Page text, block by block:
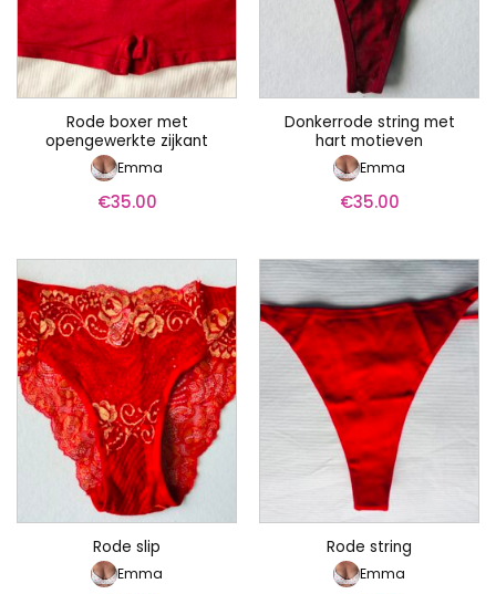
Rode boxer met
opengewerkte zijkant
Emma
€35.00
Donkerrode string met
hart motieven
Emma
€35.00
Rode slip
Emma
Rode string
Emma